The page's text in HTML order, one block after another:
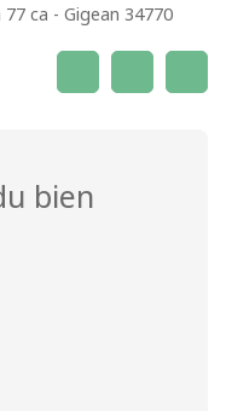
ca - Gigean 34770
bien